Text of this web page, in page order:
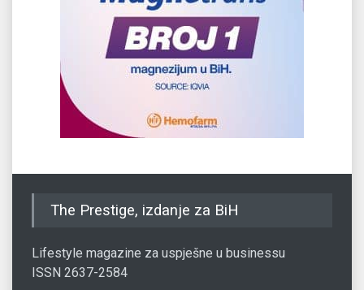
The Prestige, izdanje za BiH
Lifestyle magazine za uspješne u businessu
ISSN 2637-2584